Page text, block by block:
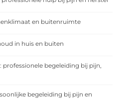
en buitenruimte
in huis en buiten
begeleiding bij pijn,
begeleiding bij pijn en